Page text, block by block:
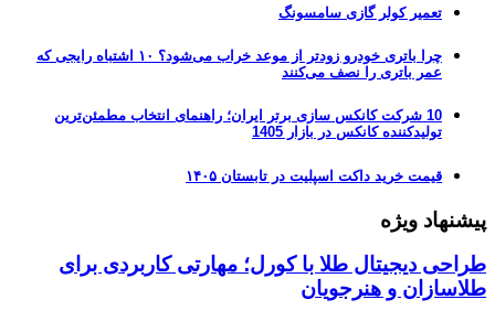
تعمیر کولر گازی سامسونگ
چرا باتری خودرو زودتر از موعد خراب می‌شود؟ ۱۰ اشتباه رایجی که
عمر باتری را نصف می‌کنند
10 شرکت کانکس سازی برتر ایران؛ راهنمای انتخاب مطمئن‌ترین
تولیدکننده کانکس در بازار 1405
قیمت خرید داکت اسپلیت در تابستان ۱۴۰۵
پیشنهاد ویژه
طراحی دیجیتال طلا با کورل؛ مهارتی کاربردی برای
طلاسازان و هنرجویان